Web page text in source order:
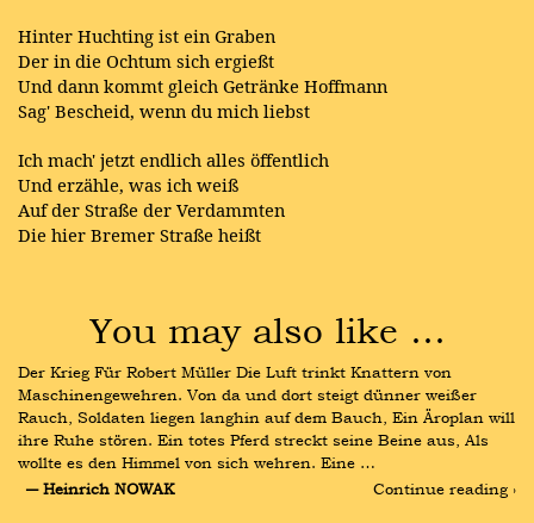
Hinter Huchting ist ein Graben
Der in die Ochtum sich ergießt
Und dann kommt gleich Getränke Hoffmann
Sag' Bescheid, wenn du mich liebst
Ich mach' jetzt endlich alles öffentlich
Und erzähle, was ich weiß
Auf der Straße der Verdammten
Die hier Bremer Straße heißt
You may also like …
Der Krieg Für Robert Müller Die Luft trinkt Knattern von
Maschinengewehren. Von da und dort steigt dünner weißer
Rauch, Soldaten liegen langhin auf dem Bauch, Ein Äroplan will
ihre Ruhe stören. Ein totes Pferd streckt seine Beine aus, Als
wollte es den Himmel von sich wehren. Eine …
― Heinrich NOWAK
Continue reading ›